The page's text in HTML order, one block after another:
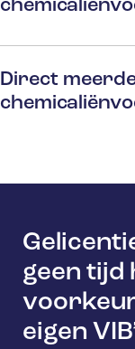
Direct
geen tijd
eigen